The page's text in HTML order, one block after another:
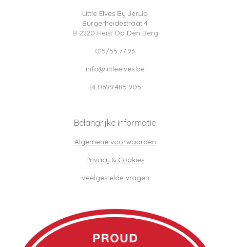
Little Elves By JerLio
Burgerheidestraat 4
B-2220 Heist Op Den Berg
015/55.77.93
info@littleelves.be
BE0699.485.905
Belangrijke informatie
Algemene voorwaarden
Privacy & Cookies
Veelgestelde vragen